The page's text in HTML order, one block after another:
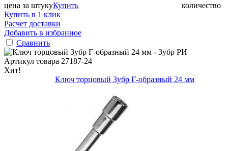
цена за штуку количество
Купить
Купить в 1 клик
Расчет доставки
Добавить в избранное
Сравнить
Артикул товара 27187-24
Хит!
Ключ торцовый Зубр Г-образный 24 мм